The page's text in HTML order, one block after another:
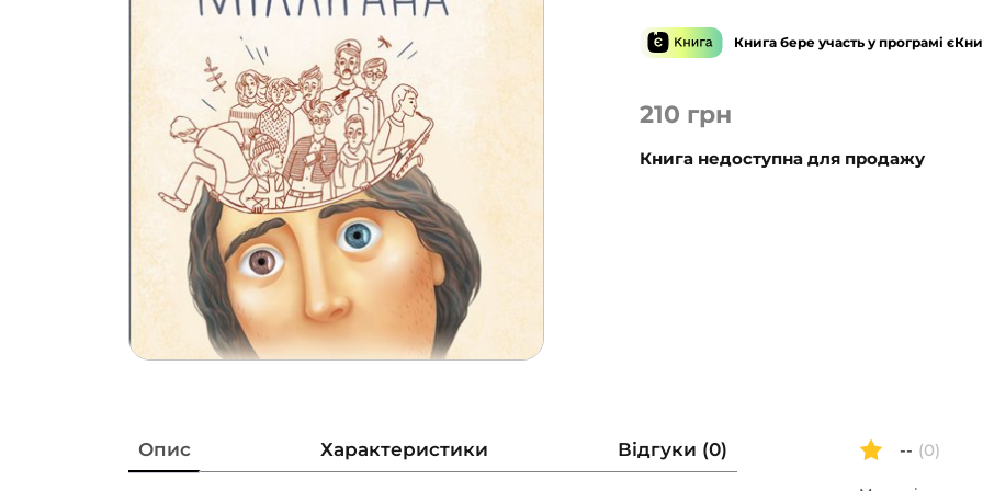
210 грн
Книга недоступна для продажу
Книга бере участь у програмі
Опис Характеристики Відгуки (0) -- (0)